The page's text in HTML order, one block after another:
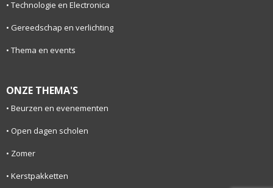
Technologie en Electronica
Gereedschap en verlichting
Thema en events
ONZE THEMA'S
Beurzen en evenementen
Open dagen scholen
Zomer
Kerstpakketten